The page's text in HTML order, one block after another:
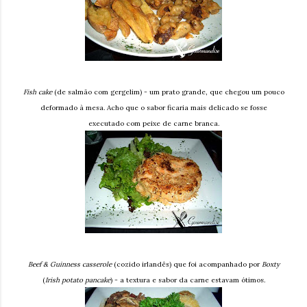
Fish cake(de salmão com gergelim) - um prato grande, que chegou um pouco
deformado à mesa. Acho que o sabor ficaria mais delicado se fosse
executado com peixe de carne branca.
Beef & Guinness casserole(cozido irlandês) que foi acompanhado porBoxty
(Irish potato pancake) - a textura e sabor da carne estavam ótimos.